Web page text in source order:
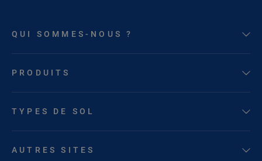
QUI SOMMES-NOUS ?
PRODUITS
TYPES DE SOL
AUTRES SITES